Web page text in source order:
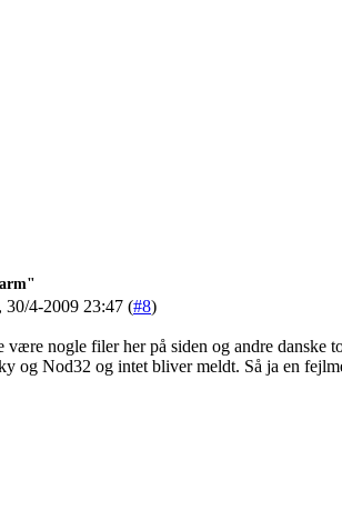
30/4-2009 23:47 (#8)
nogle filer her på siden og andre danske
og Nod32 og intet bliver meldt. Så ja en